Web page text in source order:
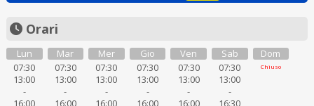
Orari
Lun
07:30
13:00
-
16:00
Mar
07:30
13:00
-
16:00
Mer
07:30
13:00
-
16:00
Gio
07:30
13:00
-
16:00
Ven
07:30
13:00
-
16:00
Sab
07:30
13:00
-
16:30
Dom
Chiuso